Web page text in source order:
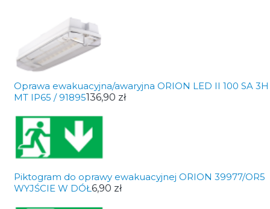
Oprawa ewakuacyjna/awaryjna ORION LED II 100 SA 3H
MT IP65 / 91895136,90 zł
Piktogram do oprawy ewakuacyjnej ORION 39977/OR5
WYJŚCIE W DÓŁ6,90 zł